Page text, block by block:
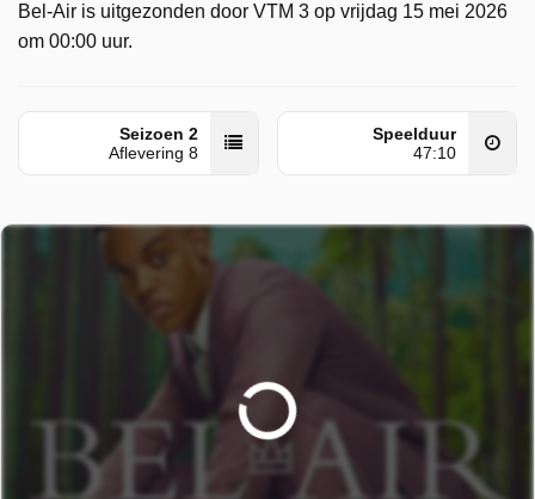
Bel-Air is uitgezonden door VTM 3 op vrijdag 15 mei 2026
om 00:00 uur.
Seizoen 2
Aflevering 8
Speelduur
47:10